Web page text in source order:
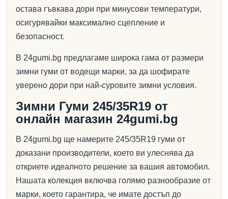
остава гъвкава дори при минусови температури,
осигурявайки максимално сцепление и
безопасност.
В 24gumi.bg предлагаме широка гама от размери
зимни гуми от водещи марки, за да шофирате
уверено дори при най-суровите зимни условия.
Зимни Гуми 245/35R19 от
онлайн магазин 24gumi.bg
В 24gumi.bg ще намерите 245/35R19 гуми от
доказани производители, което ви улеснява да
откриете идеалното решение за вашия автомобил.
Нашата колекция включва голямо разнообразие от
марки, което гарантира, че имате достъп до